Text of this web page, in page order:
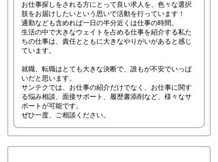
お仕事探しをされる方にとって良い求人を、色々な選択
肢をお届けしたいという思いで活動を行っています！
通勤なども含めれば一日の半分近くは仕事の時間。
生活の中で大きなウェイトを占める仕事を紹介する私た
ちの仕事は、責任とともに大きなやりがいがあると感じ
ています。
就職、転職はとても大きな決断で、誰もが不安でいっぱ
いだと思います。
サンテクでは、お仕事の紹介だけでなく、お仕事に関す
る悩み相談、面接サポート、履歴書添削など、様々なサ
ポートが可能です。
ぜひ一度、ご相談ください。